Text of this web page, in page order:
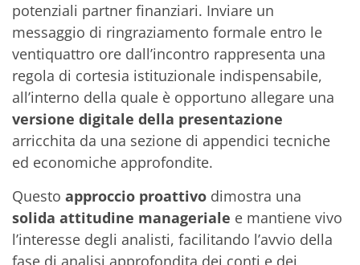
potenziali partner finanziari. Inviare un
messaggio di ringraziamento formale entro le
ventiquattro ore dall’incontro rappresenta una
regola di cortesia istituzionale indispensabile,
all’interno della quale è opportuno allegare una
versione digitale della presentazione
arricchita da una sezione di appendici tecniche
ed economiche approfondite.
Questo approccio proattivo dimostra una
solida attitudine manageriale e mantiene vivo
l’interesse degli analisti, facilitando l’avvio della
fase di analisi approfondita dei conti e dei